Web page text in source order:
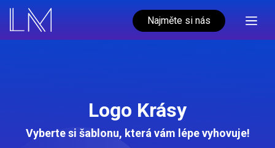
Najměte si nás
Logo Krásy
Vyberte si šablonu, která vám lépe vyhovuje!